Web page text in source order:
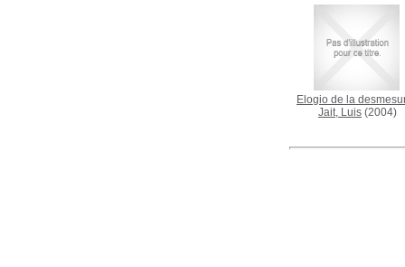
Elogio de la
Jait, Luis (2004)